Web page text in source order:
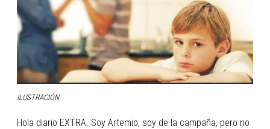
ILUSTRACIÓN
Hola diario EXTRA. Soy Artemio, soy de la campaña, pero no